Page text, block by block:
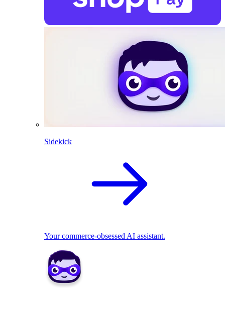
Sidekick
Your commerce-obsessed AI assistant.